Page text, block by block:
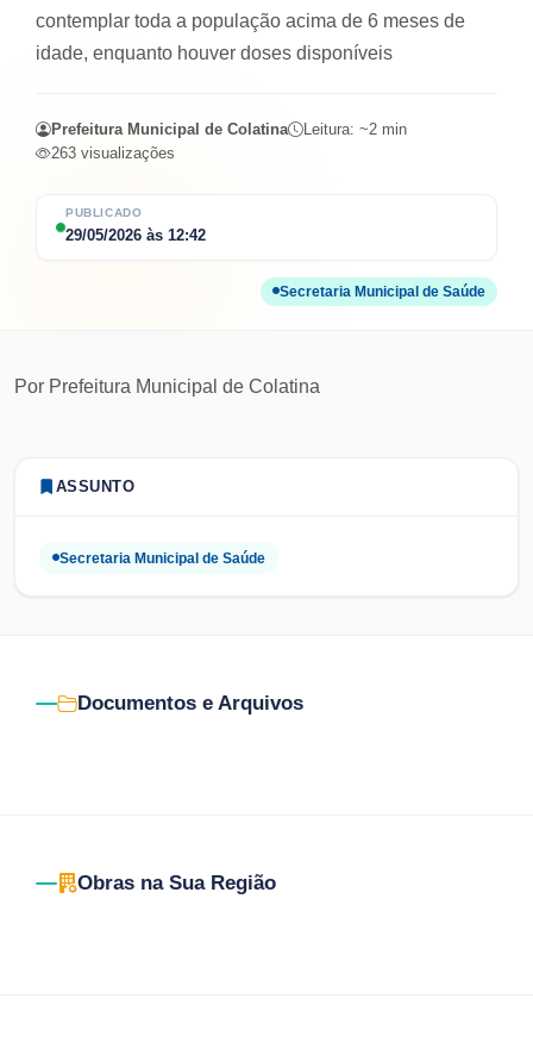
PUBLICADO
29/05/2026 às 12:42
Secretaria Municipal de Saúde
contemplar toda a população acima de 6 meses de
idade, enquanto houver doses disponíveis
Prefeitura Municipal de Colatina Leitura: ~2 min
263 visualizações
Por Prefeitura Municipal de Colatina
ASSUNTO
Secretaria Municipal de Saúde
Documentos e Arquivos
Obras na Sua Região